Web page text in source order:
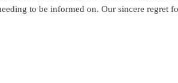
to be informed on. Our sincere regret